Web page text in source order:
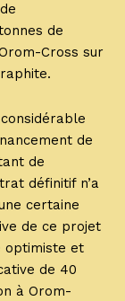
de
Cross sur
de
de
définitif n’a
certaine
de ce projet
optimiste et
de 40
à Orom-